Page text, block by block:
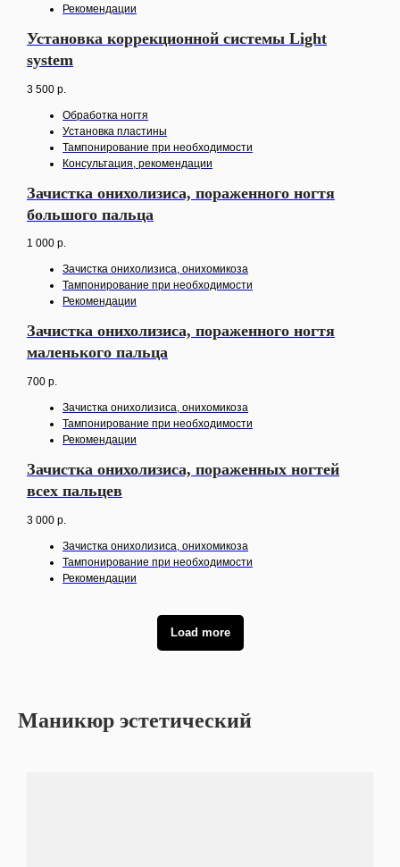
Рекомендации
Установка коррекционной системы Light
system
3 500 р.
Обработка ногтя
Установка пластины
Тампонирование при необходимости
Консультация, рекомендации
Зачистка онихолизиса, пораженного ногтя
большого пальца
1 000 р.
Зачистка онихолизиса, онихомикоза
Тампонирование при необходимости
Рекомендации
Зачистка онихолизиса, пораженного ногтя
маленького пальца
700 р.
Зачистка онихолизиса, онихомикоза
Тампонирование при необходимости
Рекомендации
Зачистка онихолизиса, пораженных ногтей
всех пальцев
3 000 р.
Зачистка онихолизиса, онихомикоза
Тампонирование при необходимости
Рекомендации
Load more
Маникюр эстетический